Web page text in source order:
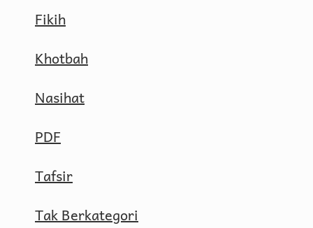
Fikih
Khotbah
Nasihat
PDF
Tafsir
Tak Berkategori